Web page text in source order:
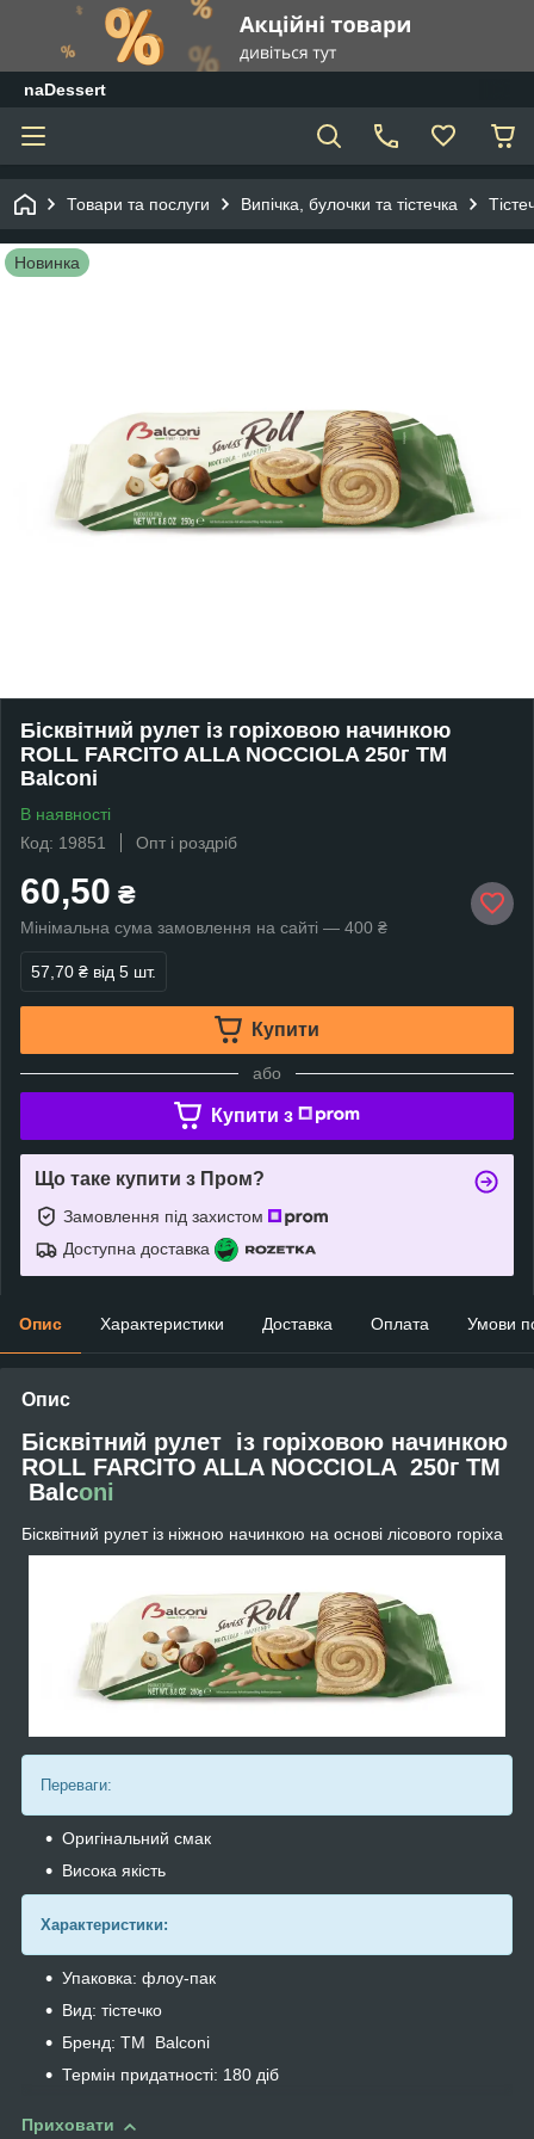
naDessert
Товари та послуги Випічка, булочки та тістечка
Новинка
Бісквітний рулет із горіховою начинкою
ROLL FARCITO ALLA NOCCIOLA 250г ТМ
Balconi
В наявності
Код: 19851
Опт і роздріб
60,50 ₴
Мінімальна сума замовлення на сайті — 400 ₴
57,70 ₴ від 5 шт.
Купити
або
Купити з
Що таке купити з Пром?
Замовлення під захистом
Доступна доставка
Опис Характеристики Доставка Оплата Умови
Опис
Бісквітний рулет із горіховою начинкою
ROLL FARCITO ALLA NOCCIOLA 250г ТМ
Balconi
Бісквітний рулет із ніжною начинкою на основі лісового горіха
Переваги:
Оригінальний смак
Висока якість
Характеристики:
Упаковка: флоу-пак
Вид: тістечко
Бренд: ТМ Balconi
Термін придатності: 180 діб
Приховати